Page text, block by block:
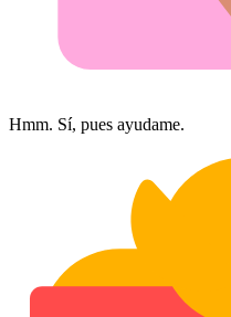
Hmm. Sí, pues ayudame.